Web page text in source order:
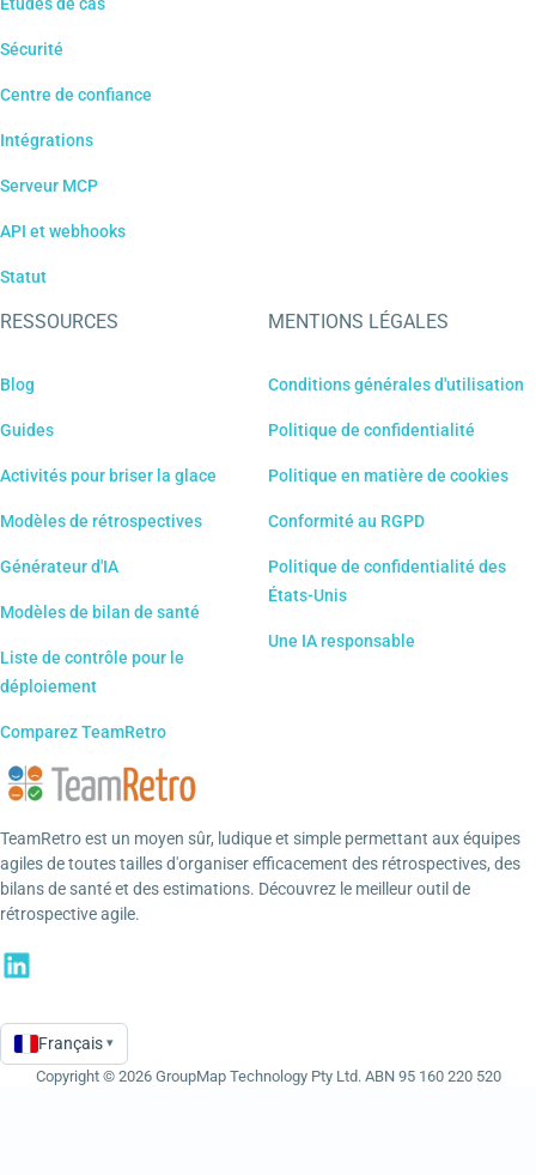
Sécurité
Centre de confiance
Intégrations
Serveur MCP
API et webhooks
Statut
RESSOURCES
Blog
Guides
Activités pour briser la glace
Modèles de rétrospectives
Générateur d'IA
Modèles de bilan de santé
Liste de contrôle pour le
déploiement
Comparez TeamRetro
MENTIONS LÉGALES
Conditions générales d'utilisation
Politique de confidentialité
Politique en matière de cookies
Conformité au RGPD
Politique de confidentialité des
États-Unis
Une IA responsable
TeamRetro est un moyen sûr, ludique et simple permettant aux équipes
agiles de toutes tailles d'organiser efficacement des rétrospectives, des
bilans de santé et des estimations. Découvrez le meilleur outil de
rétrospective agile.
Language
Français ▾
Copyright © 2026 GroupMap Technology Pty Ltd. ABN 95 160 220 520